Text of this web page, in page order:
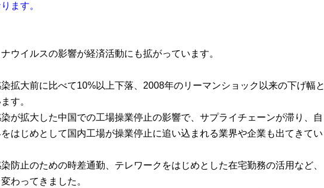
ます。
ウイルスの影響が経済活動にも拡がっています。
拡大前に比べて10%以上下落、2008年のリーマンショック以来の下げ幅と
す。
が拡大した中国での工場操業停止の影響で、サプライチェーンが滞り、自
はじめとして国内工場が操業停止に追い込まれる業界や企業も出てきてい
防止のための時差通勤、テレワークをはじめとした在宅勤務の活用など、
わってきました。